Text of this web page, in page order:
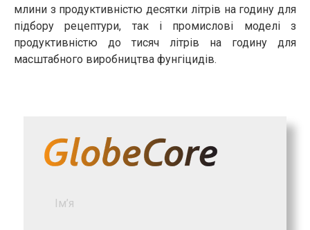
млини з продуктивністю десятки літрів на годину для
підбору рецептури, так і промислові моделі з
продуктивністю до тисяч літрів на годину для
масштабного виробництва фунгіцидів.